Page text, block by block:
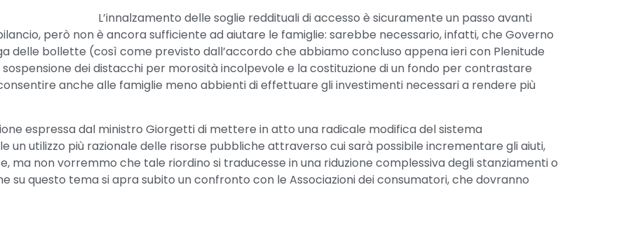
L’innalzamento delle soglie reddituali di accesso è sicuramente un passo avanti
però non è ancora sufficiente ad aiutare le famiglie: sarebbe necessario, infatti, che Governo
delle bollette (così come previsto dall’accordo che abbiamo concluso appena ieri con Plenitude
dei distacchi per morosità incolpevole e la costituzione di un fondo per contrastare
anche alle famiglie meno abbienti di effettuare gli investimenti necessari a rendere più
espressa dal ministro Giorgetti di mettere in atto una radicale modifica del sistema
un utilizzo più razionale delle risorse pubbliche attraverso cui sarà possibile incrementare gli aiuti,
ma non vorremmo che tale riordino si traducesse in una riduzione complessiva degli stanziamenti o
su questo tema si apra subito un confronto con le Associazioni dei consumatori, che dovranno